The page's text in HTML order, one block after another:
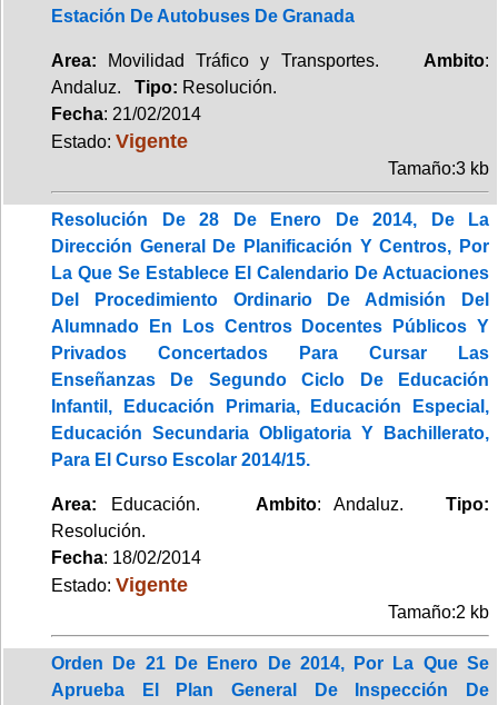
Estación De Autobuses De Granada
Area: Movilidad Tráfico y Transportes. Ambito:
Andaluz. Tipo: Resolución.
Fecha: 21/02/2014
Estado: Vigente
Tamaño:3 kb
Resolución De 28 De Enero De 2014, De La
Dirección General De Planificación Y Centros, Por
La Que Se Establece El Calendario De Actuaciones
Del Procedimiento Ordinario De Admisión Del
Alumnado En Los Centros Docentes Públicos Y
Privados Concertados Para Cursar Las
Enseñanzas De Segundo Ciclo De Educación
Infantil, Educación Primaria, Educación Especial,
Educación Secundaria Obligatoria Y Bachillerato,
Para El Curso Escolar 2014/15.
Area: Educación. Ambito: Andaluz.Tipo:
Resolución.
Fecha: 18/02/2014
Estado: Vigente
Tamaño:2 kb
Orden De 21 De Enero De 2014, Por La Que Se
Aprueba El Plan General De Inspección De